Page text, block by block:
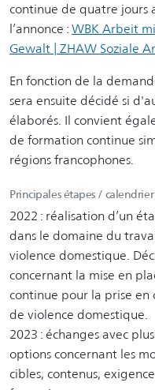
continue de quatre jours
l’annonce : WBK Arbeit
Gewalt | ZHAW Soziale
En fonction de la
sera ensuite décidé si
élaborés. Il convient
de formation continue
régions francophones.
Principales étapes / calendrier
2022 : réalisation d’un
dans le domaine du
violence domestique.
concernant la mise en
continue pour la prise en
de violence domestique.
2023 : échanges avec
options concernant les
cibles, contenus,